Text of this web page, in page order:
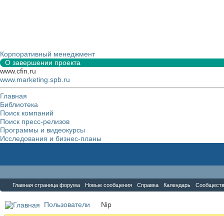
Корпоративный менеджмент
О завершении проекта
www.cfin.ru
www.marketing.spb.ru
Главная
Библиотека
Поиск компаний
Поиск пресс-релизов
Программы и видеокурсы
Исследования и бизнес-планы
Главная страница форума Новые сообщения Справка Календарь
Пользователи Nip